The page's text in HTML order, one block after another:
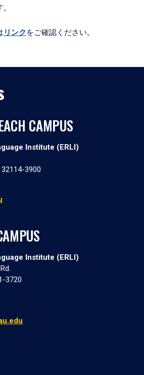
リンク をご確認ください。
CAMPUS
Institute (ERLI)
3900
Institute (ERLI)
3720